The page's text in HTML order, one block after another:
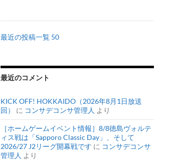
最近の投稿一覧 50
最近のコメント
KICK OFF! HOKKAIDO（2026年8月1日放送
回）
に コンサデコンサ管理人 より
［ホームゲームイベント情報］8/8徳島ヴォルテ
ィス戦は「Sapporo Classic Day」、そして
2026/27 J2リーグ開幕戦です に コンサデコンサ
管理人 より